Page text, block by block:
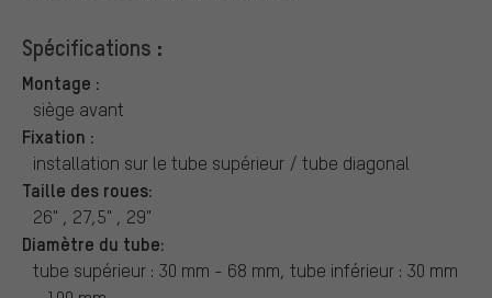
Spécifications :
Montage :
siège avant
Fixation :
installation sur le tube supérieur / tube diagonal
Taille des roues:
26" , 27,5" , 29"
Diamètre du tube:
tube supérieur : 30 mm - 68 mm, tube inférieur : 30 mm